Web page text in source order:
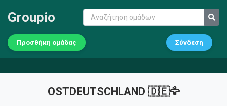
Groupio
Προσθήκη ομάδας Σύνδεση
OSTDEUTSCHLAND 🇩🇪🦅